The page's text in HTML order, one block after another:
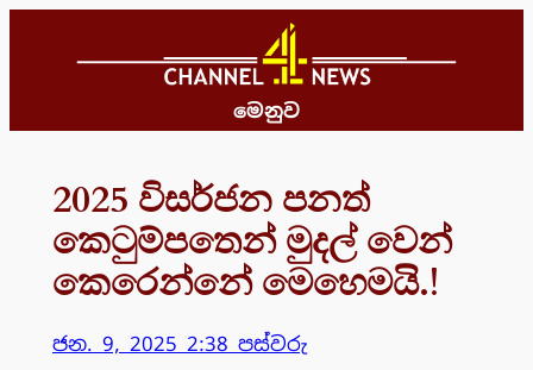
මෙනුව
2025 විසර්ජන පනත්
කෙටුම්පතෙන් මුදල් වෙන්
කෙරෙන්නේ මෙහෙමයි.!
ජන. 9, 2025 2:38 පස්වරු